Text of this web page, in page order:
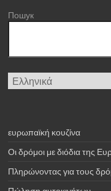
Пошук
Επιλέξτε
μια
ευρωπαϊκή κουζίνα
Οι δρόμοι με διόδια της
Πληρώνοντας για τους